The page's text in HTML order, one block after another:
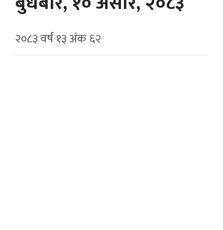
२०८३ वर्ष १३ अ‍ंक ६२